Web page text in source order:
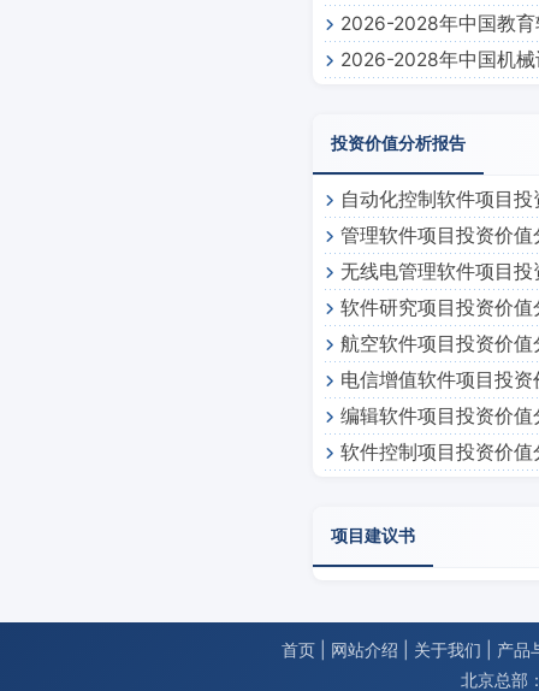
2026-2028年中国教
2026-2028年中国机
投资价值分析报告
自动化控制软件项目
管理软件项目投资价值
无线电管理软件项目
软件研究项目投资价值
航空软件项目投资价值
电信增值软件项目投
编辑软件项目投资价值
软件控制项目投资价值
项目建议书
首页 网站介绍 关于我们
产品
北京总部